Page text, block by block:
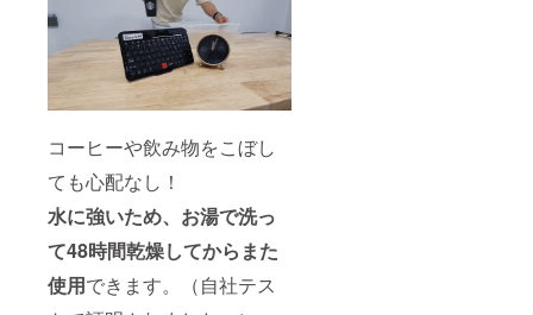
コーヒーや飲み物をこぼし
ても心配なし！
水に強いため、お湯で洗っ
て48時間乾燥してからまた
使用できます。（自社テス